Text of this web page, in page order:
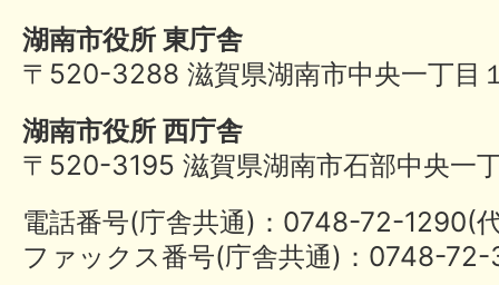
湖南市役所 東庁舎
〒520-3288 滋賀県湖南市中央一丁目
湖南市役所 西庁舎
〒520-3195 滋賀県湖南市石部中央一
電話番号(庁舎共通)：0748-72-
ファックス番号(庁舎共通)：0748-